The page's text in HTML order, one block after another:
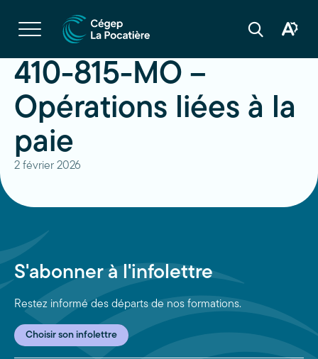
Ouvrir
la
navigation
site
Ouvrir
Ouvrir
410-815-MO –
Opérations liées à la
paie
2 février 2026
S'abonner à l'infolettre
Restez informé des départs de nos formations.
Choisir son infolettre